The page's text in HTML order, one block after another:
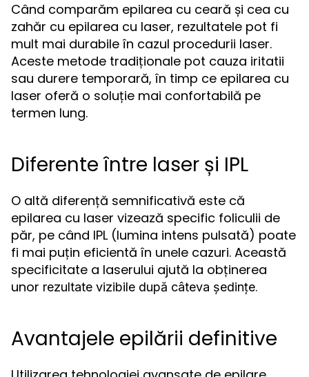
Când comparăm epilarea cu ceară și cea cu
zahăr cu epilarea cu laser, rezultatele pot fi
mult mai durabile în cazul procedurii laser.
Aceste metode tradiționale pot cauza iritatii
sau durere temporară, în timp ce epilarea cu
laser oferă o soluție mai confortabilă pe
termen lung.
Diferente între laser și IPL
O altă diferență semnificativă este că
epilarea cu laser vizează specific foliculii de
păr, pe când IPL (lumina intens pulsată) poate
fi mai puțin eficientă în unele cazuri. Această
specificitate a laserului ajută la obținerea
unor rezultate vizibile după câteva ședințe.
Avantajele epilării definitive